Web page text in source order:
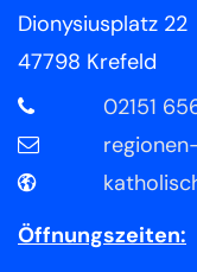
Dionysiusplatz 22
47798 Krefeld
02151
Öffnungszeiten: